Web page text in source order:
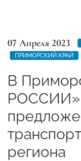
07 Апреля 2023
ПРИМОРСКИЙ КРАЙ
В
РОССИИ»
региона